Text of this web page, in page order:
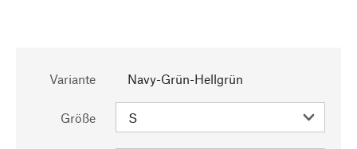
Variante Navy-Grün-Hellgrün
Größe